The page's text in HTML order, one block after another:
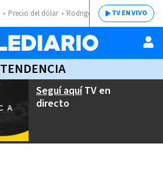
Precio del dólar Rodrigo ChavesTV EN VIVO
TENDENCIA
Seguí aquíTV en
directo